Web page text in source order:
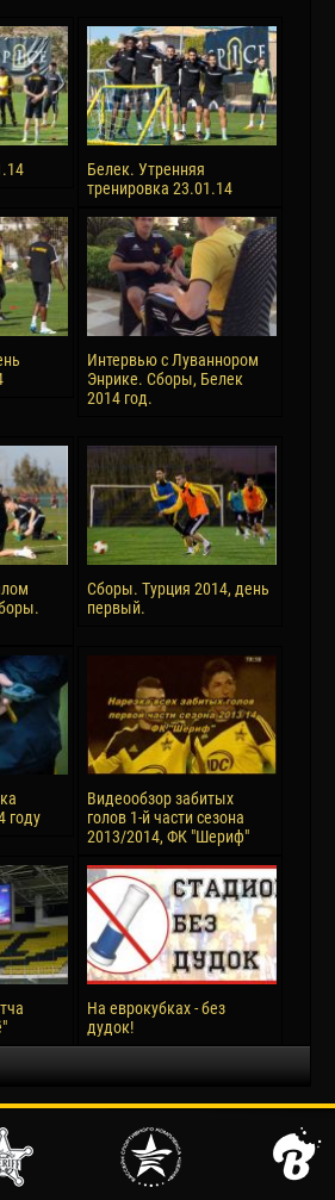
Белек. Утренняя
тренировка 23.01.14
Интервью с Луваннором
Энрике. Сборы, Белек
2014 год.
Сборы. Турция 2014, день
первый.
году
Видеообзор забитых
голов 1-й части сезона
2013/2014, ФК "Шериф"
На еврокубках - без
дудок!